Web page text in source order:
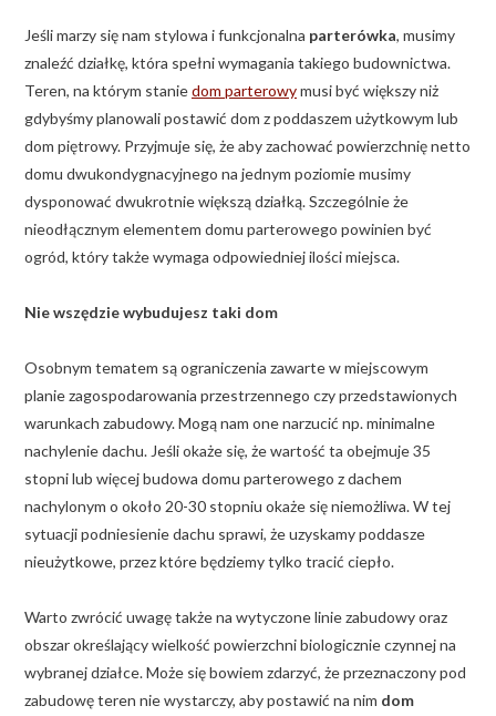
Jeśli marzy się nam stylowa i funkcjonalna parterówka, musimy
znaleźć działkę, która spełni wymagania takiego budownictwa.
Teren, na którym staniedom parterowymusi być większy niż
gdybyśmy planowali postawić dom z poddaszem użytkowym lub
dom piętrowy. Przyjmuje się, że aby zachować powierzchnię netto
domu dwukondygnacyjnego na jednym poziomie musimy
dysponować dwukrotnie większą działką. Szczególnie że
nieodłącznym elementem domu parterowego powinien być
ogród, który także wymaga odpowiedniej ilości miejsca.
Nie wszędzie wybudujesz taki dom
Osobnym tematem są ograniczenia zawarte w miejscowym
planie zagospodarowania przestrzennego czy przedstawionych
warunkach zabudowy. Mogą nam one narzucić np. minimalne
nachylenie dachu. Jeśli okaże się, że wartość ta obejmuje 35
stopni lub więcej budowa domu parterowego z dachem
nachylonym o około 20-30 stopniu okaże się niemożliwa. W tej
sytuacji podniesienie dachu sprawi, że uzyskamy poddasze
nieużytkowe, przez które będziemy tylko tracić ciepło.
Warto zwrócić uwagę także na wytyczone linie zabudowy oraz
obszar określający wielkość powierzchni biologicznie czynnej na
wybranej działce. Może się bowiem zdarzyć, że przeznaczony pod
zabudowę teren nie wystarczy, aby postawić na nim dom